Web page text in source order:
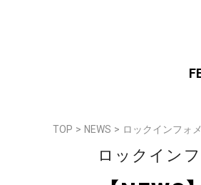
TOP > NEWS > ロックインフォ
ロックイン